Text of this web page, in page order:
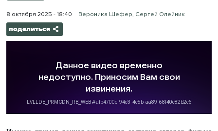
8 октября 2025 - 18:40 Вероника Шефер, Сергей Олейник
поделиться